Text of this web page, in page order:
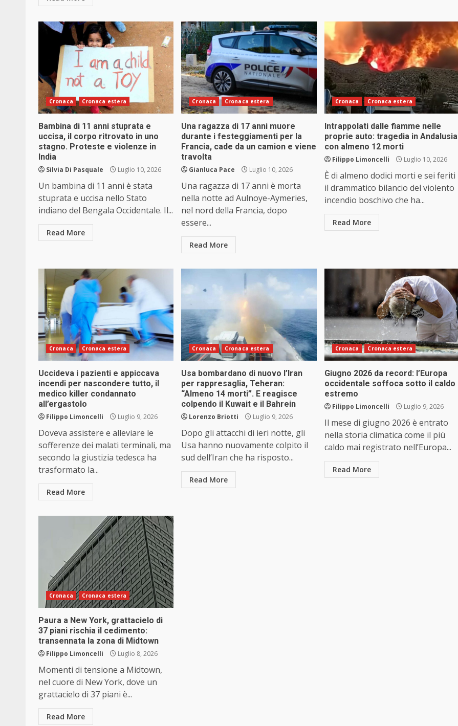
Cronaca Cronaca estera
Bambina di 11 anni stuprata e
uccisa, il corpo ritrovato in uno
stagno. Proteste e violenze in
India
Silvia Di Pasquale Luglio 10, 2026
Un bambina di 11 anni è stata
stuprata e uccisa nello Stato
indiano del Bengala Occidentale. Il...
Read More
Cronaca Cronaca estera
Una ragazza di 17 anni muore
durante i festeggiamenti per la
Francia, cade da un camion e viene
travolta
Gianluca Pace Luglio 10, 2026
Una ragazza di 17 anni è morta
nella notte ad Aulnoye-Aymeries,
nel nord della Francia, dopo
essere...
Read More
Cronaca Cronaca estera
Intrappolati dalle fiamme nelle
proprie auto: tragedia in Andalusia
con almeno 12 morti
Filippo Limoncelli Luglio 10, 2026
È di almeno dodici morti e sei feriti
il drammatico bilancio del violento
incendio boschivo che ha...
Read More
Cronaca Cronaca estera
Uccideva i pazienti e appiccava
incendi per nascondere tutto, il
medico killer condannato
all’ergastolo
Filippo Limoncelli Luglio 9, 2026
Doveva assistere e alleviare le
sofferenze dei malati terminali, ma
secondo la giustizia tedesca ha
trasformato la...
Read More
Cronaca Cronaca estera
Usa bombardano di nuovo l’Iran
per rappresaglia, Teheran:
“Almeno 14 morti”. E reagisce
colpendo il Kuwait e il Bahrein
Lorenzo Briotti Luglio 9, 2026
Dopo gli attacchi di ieri notte, gli
Usa hanno nuovamente colpito il
sud dell’Iran che ha risposto...
Read More
Cronaca Cronaca estera
Giugno 2026 da record: l’Europa
occidentale soffoca sotto il caldo
estremo
Filippo Limoncelli Luglio 9, 2026
Il mese di giugno 2026 è entrato
nella storia climatica come il più
caldo mai registrato nell’Europa...
Read More
Cronaca Cronaca estera
Paura a New York, grattacielo di
37 piani rischia il cedimento:
transennata la zona di Midtown
Filippo Limoncelli Luglio 8, 2026
Momenti di tensione a Midtown,
nel cuore di New York, dove un
grattacielo di 37 piani è...
Read More